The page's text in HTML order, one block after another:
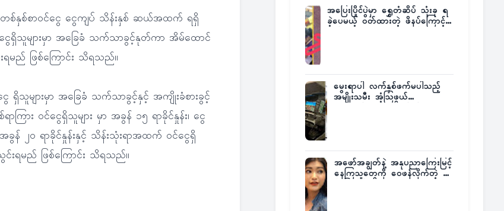
တစ်နှစ်စာဝင်ငွေ ငွေကျပ် သိန်းနှစ် ဆယ်အထက် ရရှိ
ငွေရှိသူများမှာ အခြေခံ သက်သာခွင့်နုတ်ကာ အိမ်ထောင်
ရမည် ဖြစ်ကြောင်း သိရသည်။
သူများမှာ အခြေခံ သက်သာခွင့်နှင့် အကျိုးခံစားခွင့်
ကြား ဝင်ငွေရှိသူများ မှာ အခွန် ၁၅ ရာခိုင်နှုန်း၊ ငွေ
ခွန် ၂ဝ ရာခိုင်နှုန်းနှင့် သိန်းသုံးရာအထက် ဝင်ငွေရှိ
င်းရမည် ဖြစ်ကြောင်း သိရသည်။
အပြေးပြိုင်ပွဲမှာ ရွှေတံဆိပ် သုံးခု ရ
ခဲ့ပေမယ့် ဝတ်ထားတဲ့ ဖိနပ်ကြောင့်
မွေးရာပါ လက်နှစ်ဖက်မပါသည့်
အမျိုးသမီး အံ့သြဖွယ်
အဖော်အချွတ်နဲ့ အနုပညာကြေးမြင့်
နေကြသူတွေကို ဝေဖန်လိုက်တဲ့ သ